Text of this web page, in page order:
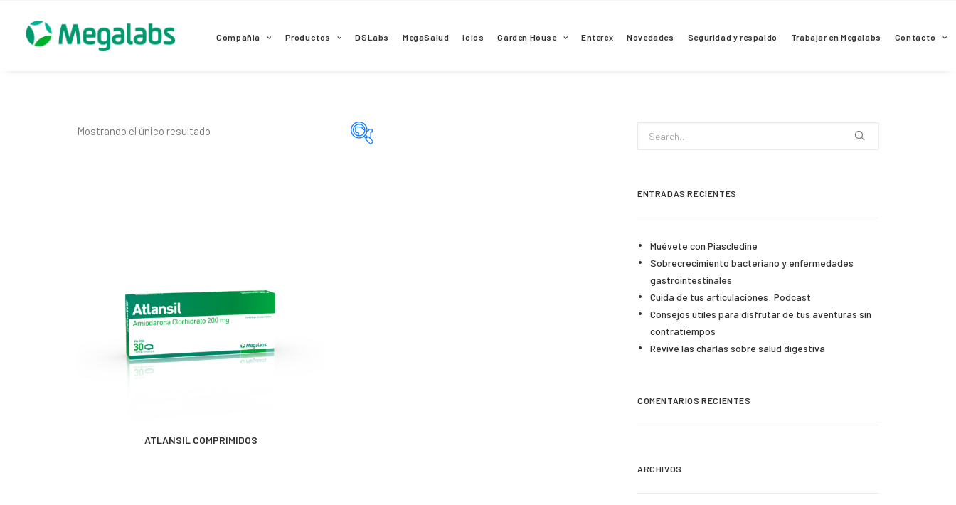
Compañia Productos DSLabs MegaSalud Iclos Garden House Enterex Novedades Seguridad y respaldo Trabajar en Megalabs Contacto
Mostrando el único resultado
MÁS INFORMACIÓN
ATLANSIL COMPRIMIDOS
ENTRADAS RECIENTES
Muévete con Piascledine
Sobrecrecimiento bacteriano y enfermedades
gastrointestinales
Cuida de tus articulaciones: Podcast
Consejos útiles para disfrutar de tus aventuras sin
contratiempos
Revive las charlas sobre salud digestiva
COMENTARIOS RECIENTES
ARCHIVOS